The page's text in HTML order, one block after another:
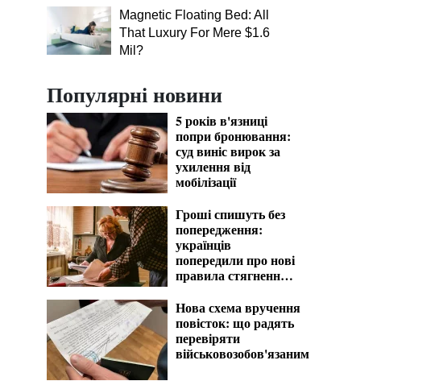
Magnetic Floating Bed: All
That Luxury For Mere $1.6
Mil?
Популярні новини
5 років в'язниці
попри бронювання:
суд виніс вирок за
ухилення від
мобілізації
Гроші спишуть без
попередження:
українців
попередили про нові
правила стягнення
Нова схема вручення
повісток: що радять
перевіряти
військовозобов'язаним